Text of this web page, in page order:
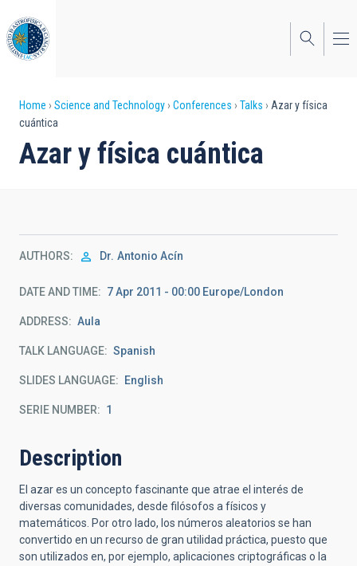
to
main
content
Breadcrumb
Home Science and Technology Conferences Talks
Azar y física
cuántica
Azar y física cuántica
AUTHORS Dr. Antonio Acín
DATE AND TIME 7 Apr 2011 - 00:00 Europe/London
ADDRESS Aula
TALK LANGUAGE Spanish
SLIDES LANGUAGE English
SERIE NUMBER 1
Description
El azar es un concepto fascinante que atrae el interés de
diversas comunidades, desde filósofos a físicos y
matemáticos. Por otro lado, los números aleatorios se han
convertido en un recurso de gran utilidad práctica, puesto que
son utilizados en, por ejemplo, aplicaciones criptográficas o la